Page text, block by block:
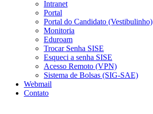
Intranet
Portal
Portal do Candidato (Vestibulinho)
Monitoria
Eduroam
Trocar Senha SISE
Esqueci a senha SISE
Acesso Remoto (VPN)
Sistema de Bolsas (SIG-SAE)
Webmail
Contato